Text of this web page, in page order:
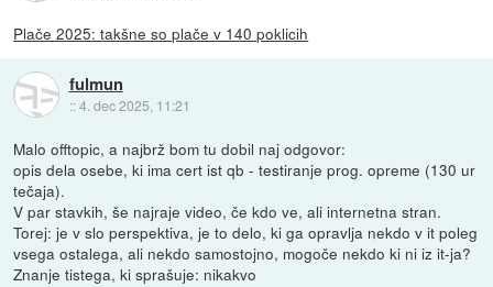
Plače 2025: takšne so plače v 140 poklicih
fulmun
::4. dec 2025, 11:21
Malo offtopic, a najbrž bom tu dobil naj odgovor:
opis dela osebe, ki ima cert ist qb - testiranje prog. opreme (130 ur
tečaja).
V par stavkih, še najraje video, če kdo ve, ali internetna stran.
Torej: je v slo perspektiva, je to delo, ki ga opravlja nekdo v it poleg
vsega ostalega, ali nekdo samostojno, mogoče nekdo ki ni iz it-ja?
Znanje tistega, ki sprašuje: nikakvo